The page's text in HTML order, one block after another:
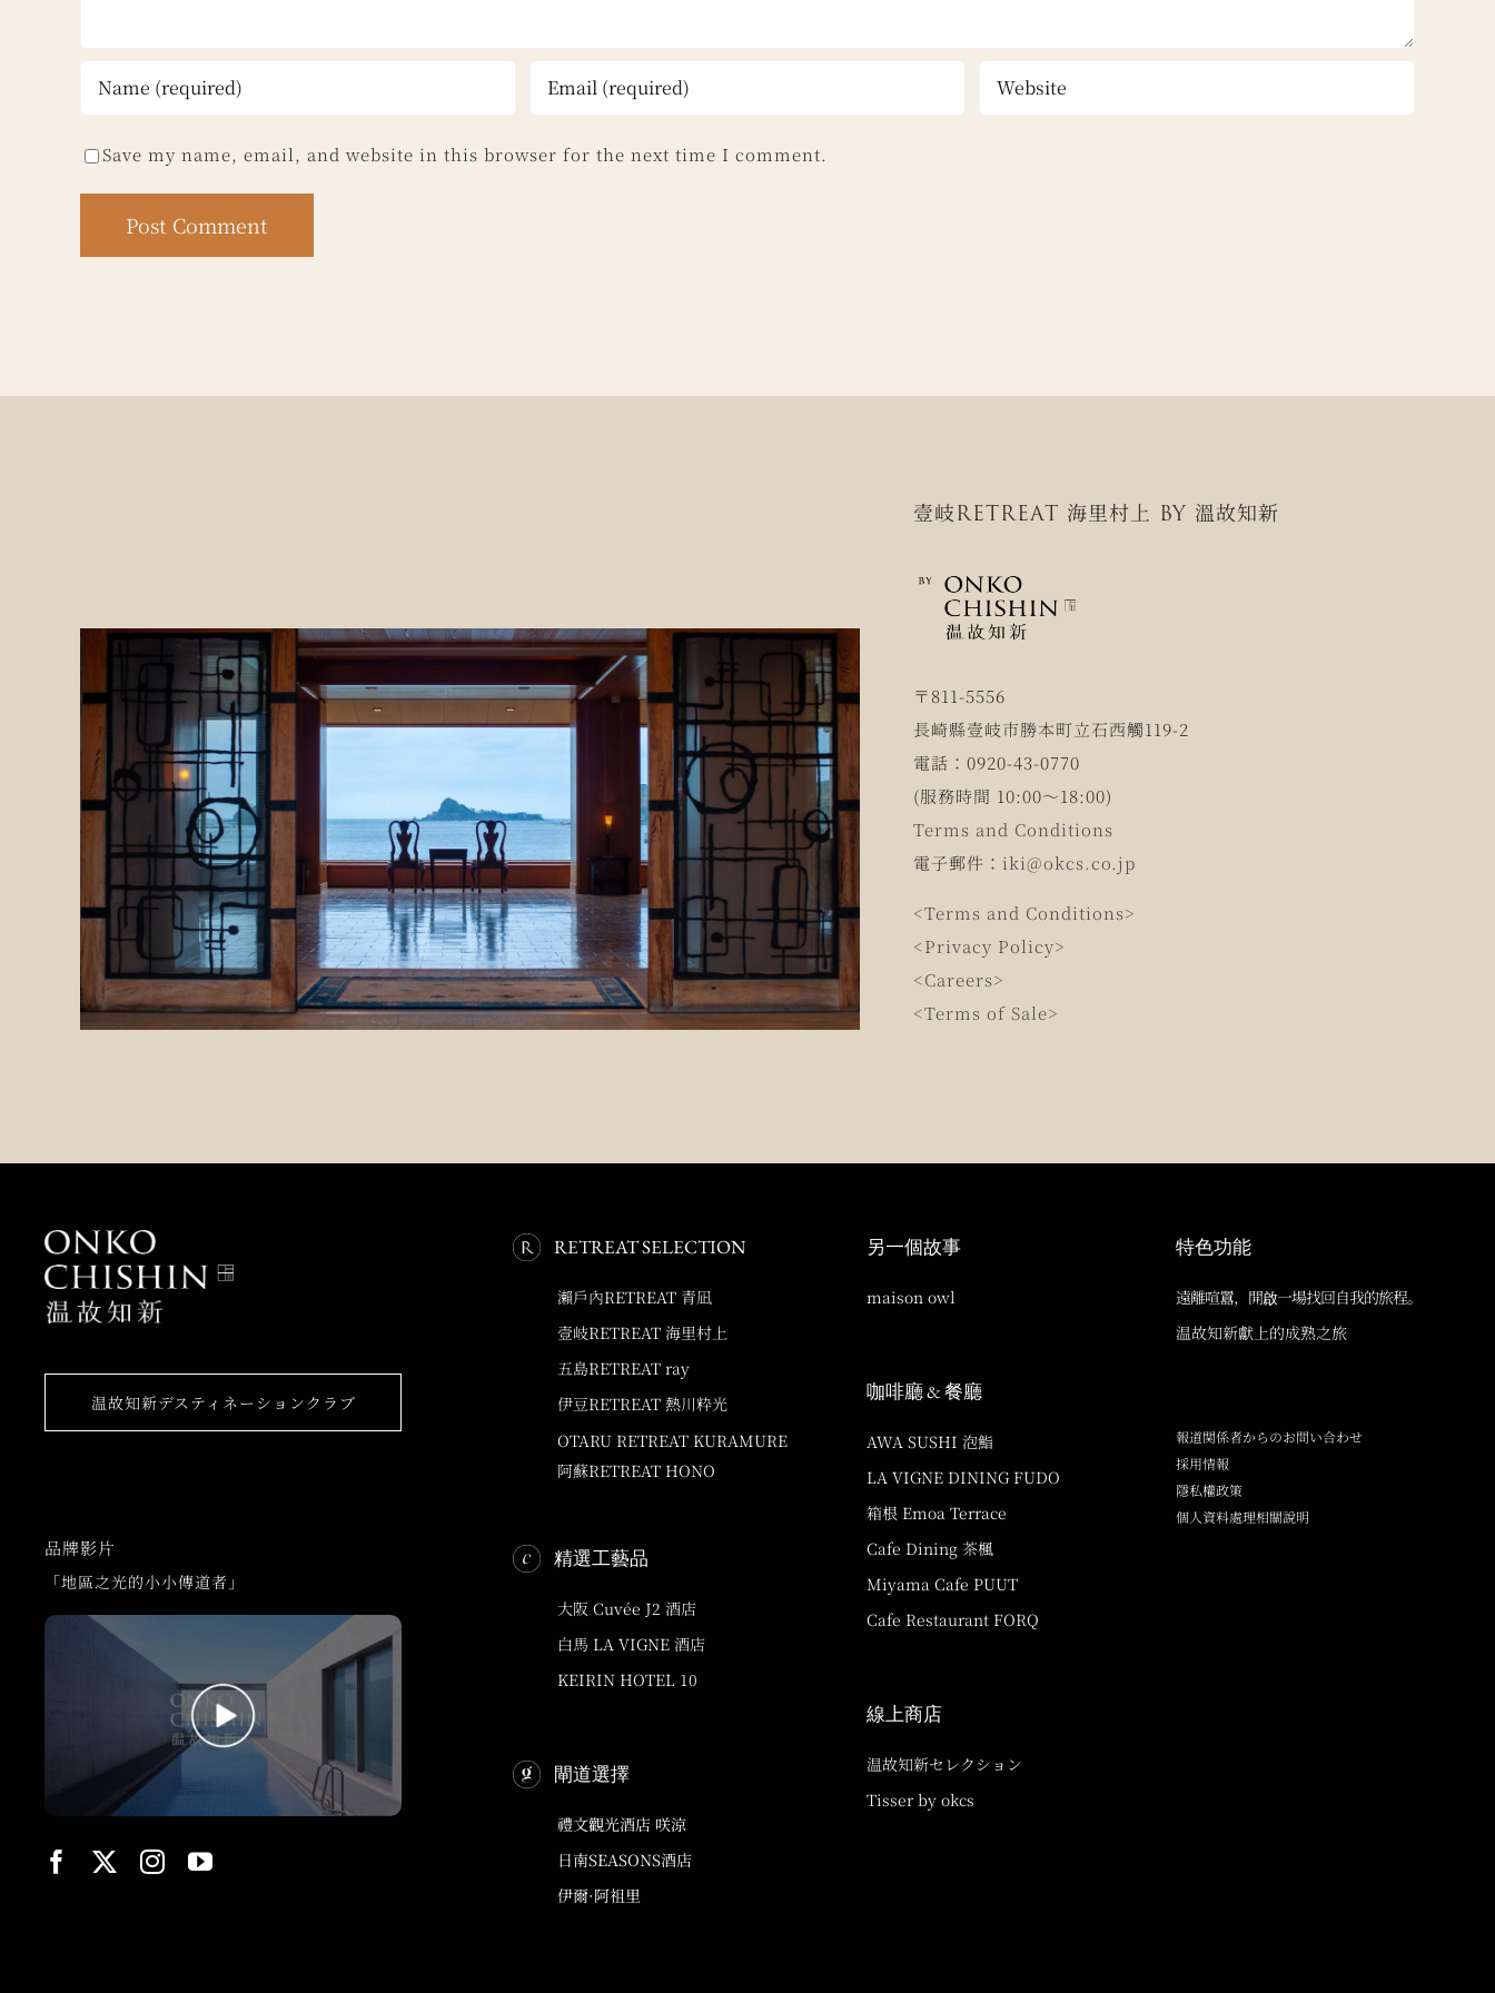
Save my name, email, and website in this browser for the next time I comment.
壹岐RETREAT 海里村上 BY 溫故知新
〒811-5556
長崎縣壹岐市勝本町立石西觸119-2
電話：0920-43-0770
(服務時間 10:00～18:00)
Terms and Conditions
電子郵件： iki@okcs.co.jp
<Terms and Conditions>
<Privacy Policy>
<Careers>
<Terms of Sale>
温故知新デスティネーションクラブ
品牌影片
「地區之光的小小傳道者」
RETREAT SELECTION
瀨戶內RETREAT 青凪
壹岐RETREAT 海里村上
五島RETREAT ray
伊豆RETREAT 熱川粋光
OTARU RETREAT KURAMURE
阿蘇RETREAT HONO
精選工藝品
大阪 Cuvée J2 酒店
白馬 LA VIGNE 酒店
KEIRIN HOTEL 10
閘道選擇
禮文觀光酒店 咲涼
日南SEASONS酒店
伊爾·阿祖里
另一個故事
maison owl
咖啡廳 & 餐廳
AWA SUSHI 泡鮨
LA VIGNE DINING FUDO
箱根 Emoa Terrace
Cafe Dining 茶楓
Miyama Cafe PUUT
Cafe Restaurant FORQ
線上商店
温故知新セレクション
Tisser by okcs
特色功能
遠離喧囂，開啟一場找回自我的旅程。
温故知新獻上的成熟之旅
報道関係者からのお問い合わせ
採用情報
隱私權政策
個人資料處理相關說明